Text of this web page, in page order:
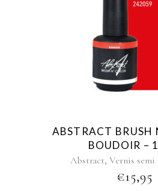
ABSTRACT BRUSH
BOUDOIR –
Abstract, Vernis semi
€15,95